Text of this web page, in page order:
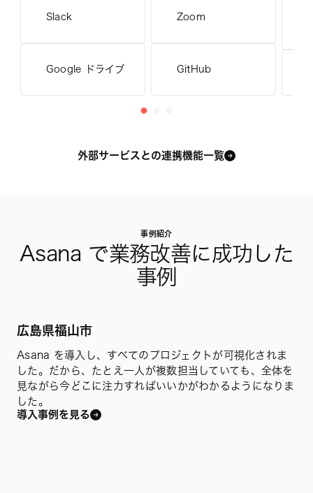
Slack
Google ドライブ
Zoom
GitHub
外部サービスとの連携機能一覧
事例紹介
Asana で業務改善に成功した
事例
広島県福山市
Asana を導入し、すべてのプロジェクトが可視化されま
した。だから、たとえ一人が複数担当していても、全体を
見ながら今どこに注力すればいいかがわかるようになりま
した。
導入事例を見る